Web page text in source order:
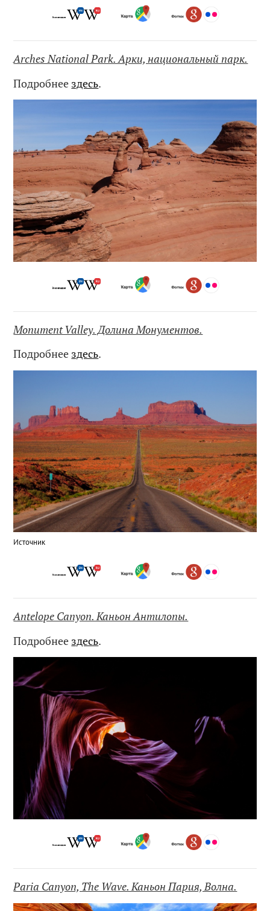
Arches National Park. Арки, национальный парк.
Подробнее здесь.
Monument Valley. Долина Монументов.
Подробнее здесь.
Источник
Antelope Canyon. Каньон Антилопы.
Подробнее здесь.
Paria Canyon, The Wave. Каньон Пария, Волна.